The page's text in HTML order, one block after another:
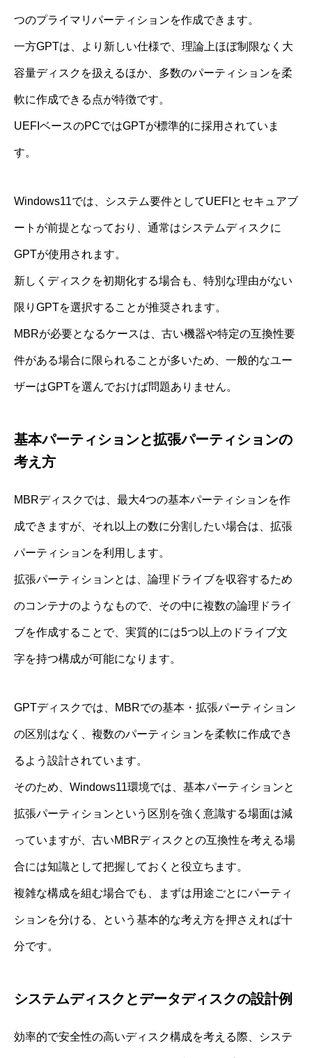
つのプライマリパーティションを作成できます。
一方GPTは、より新しい仕様で、理論上ほぼ制限なく大
容量ディスクを扱えるほか、多数のパーティションを柔
軟に作成できる点が特徴です。
UEFIベースのPCではGPTが標準的に採用されていま
す。
Windows11では、システム要件としてUEFIとセキュアブ
ートが前提となっており、通常はシステムディスクに
GPTが使用されます。
新しくディスクを初期化する場合も、特別な理由がない
限りGPTを選択することが推奨されます。
MBRが必要となるケースは、古い機器や特定の互換性要
件がある場合に限られることが多いため、一般的なユー
ザーはGPTを選んでおけば問題ありません。
基本パーティションと拡張パーティションの
考え方
MBRディスクでは、最大4つの基本パーティションを作
成できますが、それ以上の数に分割したい場合は、拡張
パーティションを利用します。
拡張パーティションとは、論理ドライブを収容するため
のコンテナのようなもので、その中に複数の論理ドライ
ブを作成することで、実質的には5つ以上のドライブ文
字を持つ構成が可能になります。
GPTディスクでは、MBRでの基本・拡張パーティション
の区別はなく、複数のパーティションを柔軟に作成でき
るよう設計されています。
そのため、Windows11環境では、基本パーティションと
拡張パーティションという区別を強く意識する場面は減
っていますが、古いMBRディスクとの互換性を考える場
合には知識として把握しておくと役立ちます。
複雑な構成を組む場合でも、まずは用途ごとにパーティ
ションを分ける、という基本的な考え方を押さえれば十
分です。
システムディスクとデータディスクの設計例
効率的で安全性の高いディスク構成を考える際、システ